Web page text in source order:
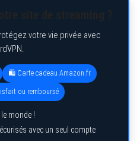
votre vie privée avec
🛍️ Carte cadeau Amazon.fr
ou remboursé
le monde !
avec un seul compte